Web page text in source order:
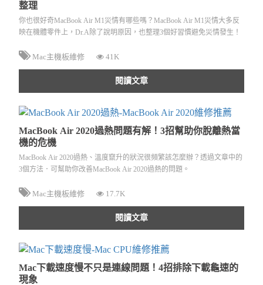
整理
你也很好奇MacBook Air M1災情有哪些嗎？MacBook Air M1災情大多反
映在機體零件上，Dr.A除了說明原因，也整理3個好習慣避免災情發生！
Mac主機板維修 41K
閱讀文章
MacBook Air 2020過熱問題有解！3招幫助你脫離熱當
機的危機
MacBook Air 2020過熱、溫度竄升的狀況很頻繁該怎麼辦？透過文章中的
3個方法．可幫助你改善MacBook Air 2020過熱的問題。
Mac主機板維修 17.7K
閱讀文章
Mac下載速度慢不只是連線問題！4招排除下載龜速的
現象